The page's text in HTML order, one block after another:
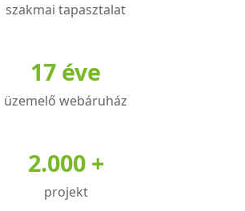
szakmai tapasztalat
17 éve
üzemelő webáruház
2.000 +
projekt